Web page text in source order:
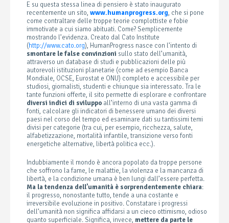
E su questa stessa linea di pensiero è stato inaugurato
recentemente un sito,www.humanprogress.org, che si pone
come contraltare delle troppe teorie complottiste e fobie
immotivate a cui siamo abituati. Come? Semplicemente
mostrando l’evidenza. Creato dal Cato Institute
(http://www.cato.org), HumanProgress nasce con l’intento di
smontare le false convinzioni sullo stato dell’umanità,
attraverso un database di studi e pubblicazioni delle più
autorevoli istituzioni planetarie (come ad esempio Banca
Mondiale, OCSE, Eurostat e ONU) completo e accessibile per
studiosi, giornalisti, studenti e chiunque sia interessato. Tra le
tante funzioni offerte, il sito permette di esplorare e confrontare
diversi indici di sviluppo all’interno di una vasta gamma di
fonti, calcolare gli indicatori di benessere umano dei diversi
paesi nel corso del tempo ed esaminare dati su tantissimi temi
divisi per categorie (tra cui, per esempio, ricchezza, salute,
alfabetizzazione, mortalità infantile, transizione verso fonti
energetiche alternative, libertà politica ecc.).
Indubbiamente il mondo è ancora popolato da troppe persone
che soffrono la fame, le malattie, la violenza e la mancanza di
libertà, e la condizione umana è ben lungi dall’essere perfetta.
Ma la tendenza dell’umanità è sorprendentemente chiara:
il progresso, nonostante tutto, tende a una costante e
irreversibile evoluzione in positivo. Constatare i progressi
dell’umanità non significa affidarsi a un cieco ottimismo, odioso
quanto superficiale. Significa, invece, mettere da parte le